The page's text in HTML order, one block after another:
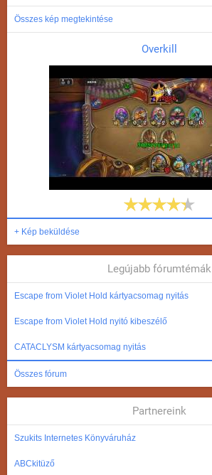
Összes kép megtekintése
Overkill
+ Kép beküldése
Legújabb fórumtémák
Escape from Violet Hold kártyacsomag nyitás
Escape from Violet Hold nyitó kibeszélő
CATACLYSM kártyacsomag nyitás
Összes fórum
Partnereink
Szukits Internetes Könyváruház
ABCkitüző